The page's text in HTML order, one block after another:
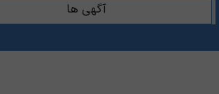
آگهی ها